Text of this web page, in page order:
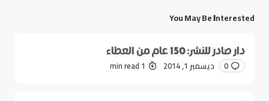
You May Be Interested
دار صادر للنشر: 150 عام من العطاء
0 ديسمبر 1, 2014 1 min read